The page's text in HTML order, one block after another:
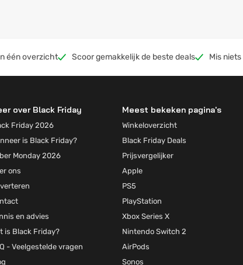
één overzicht Scoor gemakkelijk de beste deals Mis
over Black Friday
Friday 2026
is Black Friday?
Monday 2026
ons
en advies
is Black Friday?
- Veelgestelde vragen
Meest bekeken pagina's
Winkeloverzicht
Black Friday Deals
Prijsvergelijker
Apple
PS5
PlayStation
Xbox Series X
Nintendo Switch 2
AirPods
Sonos